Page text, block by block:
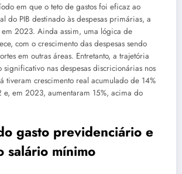
em que o teto de gastos foi eficaz ao
do PIB destinado às despesas primárias, a
em 2023. Ainda assim, uma lógica de
com o crescimento das despesas sendo
em outras áreas. Entretanto, a trajetória
significativo nas despesas discricionárias nos
tiveram crescimento real acumulado de 14%
em 2023, aumentaram 15%, acima do
gasto previdenciário e
salário mínimo